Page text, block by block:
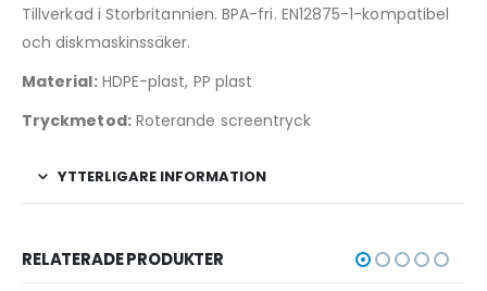
Tillverkad i Storbritannien. BPA-fri. EN12875-1-kompatibel
och diskmaskinssäker.
Material:HDPE-plast, PP plast
Tryckmetod:Roterande screentryck
YTTERLIGARE INFORMATION
RELATERADE PRODUKTER